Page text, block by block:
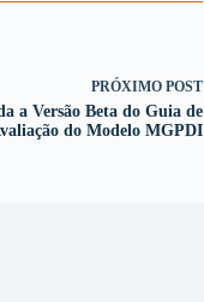
PRÓXIMO POST
a Versão Beta do Guia de
do Modelo MGPDI